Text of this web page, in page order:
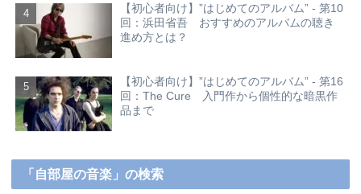
【初心者向け】”はじめてのアルバム” - 第10
回：浜田省吾 おすすめのアルバムの聴き
進め方とは？
【初心者向け】”はじめてのアルバム” - 第16
回：The Cure 入門作から個性的な暗黒作
品まで
「自部屋の音楽」の検索